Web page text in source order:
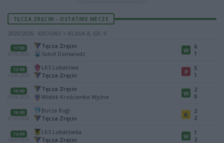
TĘCZA ZRĘCIN - OSTATNIE MECZE
2025/2026 · KROSNO > KLASA A, GR. II
17:00
20.06.2026
Tęcza Zręcin
Sokół Domaradz
W
6
1
12:00
14.06.2026
LKS Lubatowa
Tęcza Zręcin
P
5
1
16:00
06.06.2026
Tęcza Zręcin
Wisłok Krościenko Wyżne
W
2
0
16:00
31.05.2026
Burza Rogi
Tęcza Zręcin
R
2
2
14:00
24.05.2026
LKS Lubatówka
Tęcza Zręcin
W
1
2